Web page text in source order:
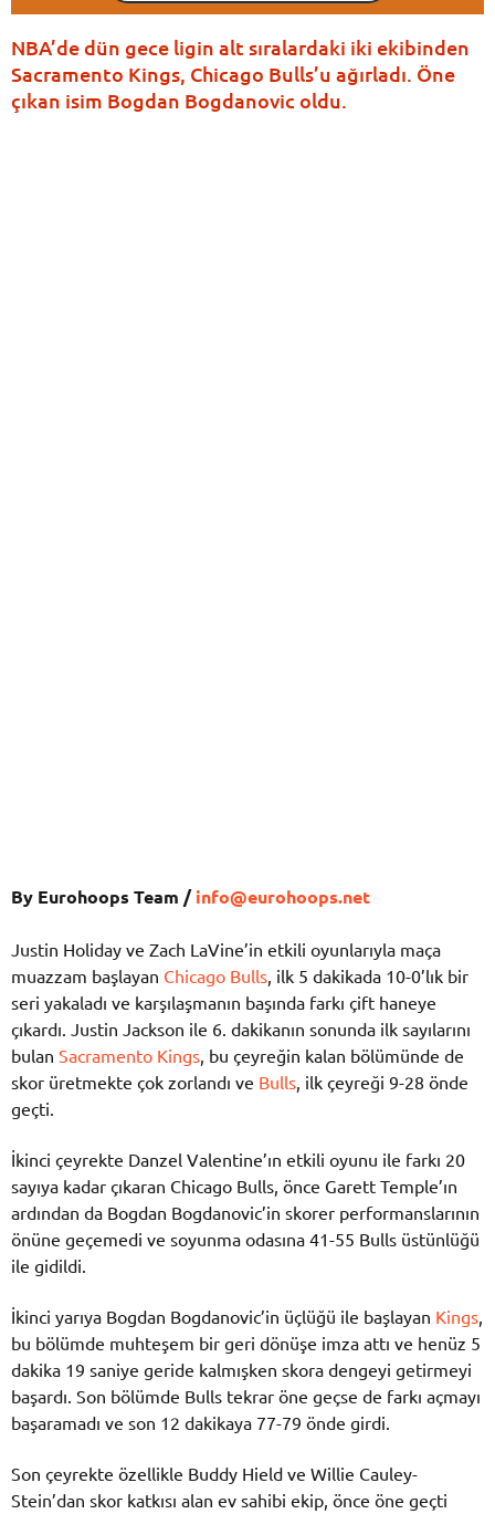
NBA’de dün gece ligin alt sıralardaki iki ekibinden
Sacramento Kings, Chicago Bulls’u ağırladı. Öne
çıkan isim Bogdan Bogdanovic oldu.
By Eurohoops Team /info@eurohoops.net
Justin Holiday ve Zach LaVine’in etkili oyunlarıyla maça
muazzam başlayan Chicago Bulls , ilk 5 dakikada 10-0’lık bir
seri yakaladı ve karşılaşmanın başında farkı çift haneye
çıkardı. Justin Jackson ile 6. dakikanın sonunda ilk sayılarını
bulan Sacramento Kings , bu çeyreğin kalan bölümünde de
skor üretmekte çok zorlandı ve Bulls , ilk çeyreği 9-28 önde
geçti.
İkinci çeyrekte Danzel Valentine’ın etkili oyunu ile farkı 20
sayıya kadar çıkaran Chicago Bulls, önce Garett Temple’ın
ardından da Bogdan Bogdanovic’in skorer performanslarının
önüne geçemedi ve soyunma odasına 41-55 Bulls üstünlüğü
ile gidildi.
İkinci yarıya Bogdan Bogdanovic’in üçlüğü ile başlayan Kings
bu bölümde muhteşem bir geri dönüşe imza attı ve henüz 5
dakika 19 saniye geride kalmışken skora dengeyi getirmeyi
başardı. Son bölümde Bulls tekrar öne geçse de farkı açmayı
başaramadı ve son 12 dakikaya 77-79 önde girdi.
Son çeyrekte özellikle Buddy Hield ve Willie Cauley-
Stein’dan skor katkısı alan ev sahibi ekip, önce öne geçti